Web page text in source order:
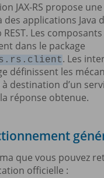
JAX-RS propose
des applications Java
REST. Les
dans le package
. Les
définissent les
destination d’un
réponse obtenue.
que vous pouvez
officielle :